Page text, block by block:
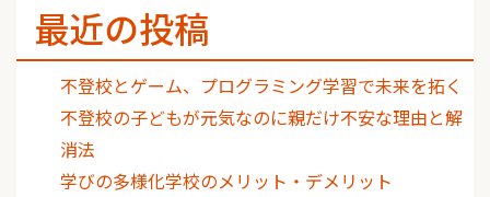
最近の投稿
不登校とゲーム、プログラミング学習で未来を拓く
不登校の子どもが元気なのに親だけ不安な理由と解
消法
学びの多様化学校のメリット・デメリット